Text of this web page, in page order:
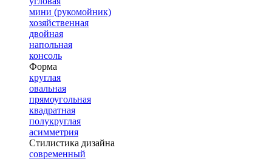
мини (рукомойник)
хозяйственная
двойная
напольная
консоль
Форма
круглая
овальная
прямоугольная
квадратная
полукруглая
асимметрия
Стилистика дизайна
современный